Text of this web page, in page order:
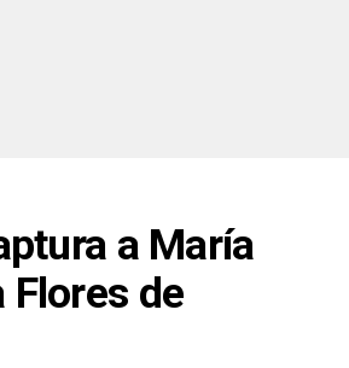
a María
Flores de